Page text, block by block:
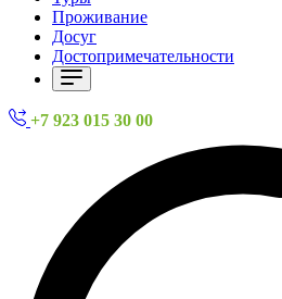
Проживание
Досуг
Достопримечательности
+7 923 015 30 00